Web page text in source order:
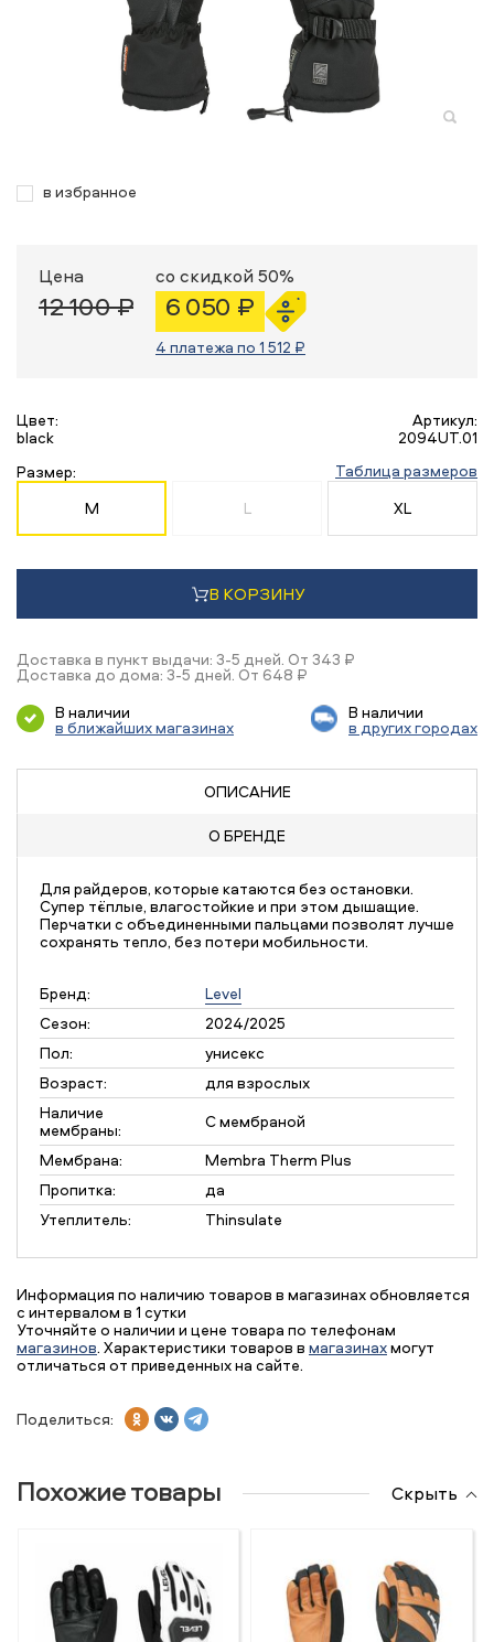
в избранное
Цена
12 100 ₽
со скидкой 50%
6 050 ₽
4 платежа по 1 512 ₽
Цвет:
black
Артикул:
2094UT.01
Размер:
Таблица размеров
M
L XL
В КОРЗИНУ
Доставка в пункт выдачи: 3-5 дней. От 343 ₽
Доставка до дома: 3-5 дней. От 648 ₽
В наличии
в ближайших магазинах
В наличии
в других городах
ОПИСАНИЕ
О БРЕНДЕ
Для райдеров, которые катаются без остановки.
Супер тёплые, влагостойкие и при этом дышащие.
Перчатки с объединенными пальцами позволят лучше
сохранять тепло, без потери мобильности.
Бренд:
Level
Сезон:
2024/2025
Пол:
унисекс
Возраст:
для взрослых
Наличие
мембраны:
С мембраной
Мембрана:
Membra Therm Plus
Пропитка:
да
Утеплитель:
Thinsulate
Информация по наличию товаров в магазинах обновляется
с интервалом в 1 сутки
Уточняйте о наличии и цене товара по телефонам
магазинов. Характеристики товаров в магазинахмогут
отличаться от приведенных на сайте.
Поделиться:
Похожие товары Скрыть